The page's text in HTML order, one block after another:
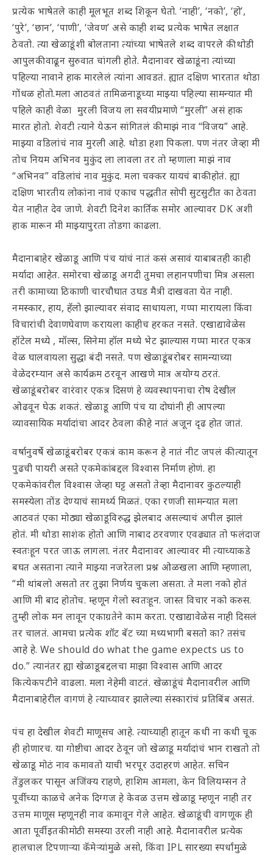
प्रत्येक भाषेतले काही मूलभूत शब्द शिकून घेतो. ‘नाही’, ‘नको’, ‘हो’,
‘पुरे’, ‘छान’, ‘पाणी’, ‘जेवण’ असे काही शब्द प्रत्येक भाषेत लक्षात
ठेवतो. त्या खेळाडूंशी बोलताना त्यांच्या भाषेतले शब्द वापरले की थोडी
आपुलकी वाढून सुरुवात चांगली होते. मैदानावर खेळाडूंना त्यांच्या
पहिल्या नावाने हाक मारलेलं त्यांना आवडतं. ह्यात दक्षिण भारतात थोडा
गोंधळ होतो.मला आठवतं तामिळनाडूच्या माझ्या पहिल्या सामन्यात मी
पहिले काही वेळा मुरली विजय ला सवयीप्रमाणे “मुरली” असं हाक
मारत होतो. शेवटी त्याने येऊन सांगितलं की माझं नाव “विजय” आहे.
माझ्या वडिलांचं नाव मुरली आहे. थोडा हशा पिकला. पण नंतर जेव्हा मी
तोच नियम अभिनव मुकुंद ला लावला तर तो म्हणाला माझं नाव
“अभिनव” वडिलांचं नाव मुकुंद. मला चक्कर यायचं बाकी होतं. ह्या
दक्षिण भारतीय लोकांना नावं एकाच पद्धतीत सोपी सुटसुटीत का ठेवता
येत नाहीत देव जाणे. शेवटी दिनेश कार्तिक समोर आल्यावर DK अशी
हाक मारून मी माझ्यापुरता तोडगा काढला.
मैदानाबाहेर खेळाडू आणि पंच यांचं नातं कसं असावं याबाबतही काही
मर्यादा आहेत. समोरचा खेळाडू अगदी तुमचा लहानपणीचा मित्र असला
तरी कामाच्या ठिकाणी चारचौघात उघड मैत्री दाखवता येत नाही.
नमस्कार, हाय, हॅलो झाल्यावर संवाद साधायला, गप्पा मारायला किंवा
विचारांची देवाणघेवाण करायला काहीच हरकत नसते. एखाद्यावेळेस
हॉटेल मध्ये , मॉल्स, सिनेमा हॉल मध्ये भेट झाल्यास गप्पा मारत एकत्र
वेळ घालवायला सुद्धा बंदी नसते. पण खेळाडूंबरोबर सामन्याच्या
वेळेदरम्यान असे कार्यक्रम ठरवून आखणे मात्र अयोग्य ठरतं.
खेळाडूंबरोबर वारंवार एकत्र दिसणं हे व्यवस्थापनाचा रोष देखील
ओढवून घेऊ शकतं. खेळाडू आणि पंच या दोघांनी ही आपल्या
व्यावसायिक मर्यादांचा आदर ठेवला की हे नातं अजून दृढ होत जातं.
वर्षानुवर्षे खेळाडूंबरोबर एकत्रं काम करून हे नातं नीट जपलं की त्यातून
पुढची पायरी असते एकमेकांबद्दल विश्वास निर्माण होणं. हा
एकमेकांवरील विश्वास जेव्हा घट्ट असतो तेव्हा मैदानावर कुठल्याही
समस्येला तोंड देण्याचं सामर्थ्य मिळतं. एका रणजी सामन्यात मला
आठवतं एका मोठ्या खेळाडूविरुद्ध झेलबाद असल्याचं अपील झालं
होतं. मी थोडा साशंक होतो आणि नाबाद ठरवणार एवढ्यात तो फलंदाज
स्वतःहून परत जाऊ लागला. नंतर मैदानावर आल्यावर मी त्याच्याकडे
बघत असताना त्याने माझ्या नजरेतला प्रश्न ओळखला आणि म्हणाला,
“मी थांबलो असतो तर तुझा निर्णय चुकला असता. ते मला नको होतं
आणि मी बाद होतोच. म्हणून गेलो स्वतःहून. जास्त विचार नको करुस.
तुम्ही लोक मन लावून एकाग्रतेने काम करता. एखाद्यावेळेस नाही दिसलं
तर चालतं. आमचा प्रत्येक शॉट बॅट च्या मध्यभागी बसतो का? तसंच
आहे हे. We should do what the game expects us to
do.” त्यानंतर ह्या खेळाडूबद्दलचा माझा विश्वास आणि आदर
कित्येकपटीने वाढला. मला नेहेमी वाटतं. खेळाडूंचं मैदानावरील आणि
मैदानाबाहेरील वागणं हे त्याच्यावर झालेल्या संस्कारांचं प्रतिबिंब असतं.
पंच हा देखील शेवटी माणूसच आहे. त्याच्याही हातून कधी ना कधी चूक
ही होणारच. या गोष्टीचा आदर ठेवून जो खेळाडू मर्यादांचं भान राखतो तो
खेळाडू मोठं नाव कमावतो याची भरपूर उदाहरणं आहेत. सचिन
तेंडुलकर पासून अजिंक्य राहणे, हाशिम आमला, केन विलियम्सन ते
पूर्वीच्या काळचे अनेक दिग्गज हे केवळ उत्तम खेळाडू म्हणून नाही तर
उत्तम माणूस म्हणूनही नाव कमावून गेले आहेत. खेळाडूंची वागणूक ही
आता पूर्वीइतकी मोठी समस्या उरली नाही आहे. मैदानावरील प्रत्येक
हालचाल टिपणाऱ्या कॅमेऱ्यांमुळे असो, किंवा IPL सारख्या स्पर्धांमुळे